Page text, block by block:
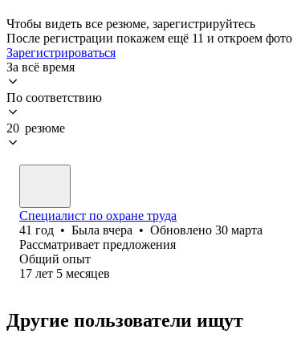
Чтобы видеть все резюме, зарегистрируйтесь
После регистрации покажем ещё 11 и откроем фото
Зарегистрироваться
За всё время
По соответствию
20 резюме
Специалист по охране труда
41 год • Была вчера • Обновлено 30 марта
Рассматривает предложения
Общий опыт
17 лет 5 месяцев
Другие пользователи ищут